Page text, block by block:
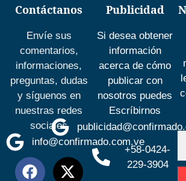
Contáctanos
Envíe sus
comentarios,
informaciones,
preguntas, dudas
y síguenos en
nuestras redes
sociales
info@confirmado.com.ve
Publicidad
Si desea obtener
información
acerca de cómo
publicar con
nosotros puedes
Escríbirnos
+58-0424-
229-3904